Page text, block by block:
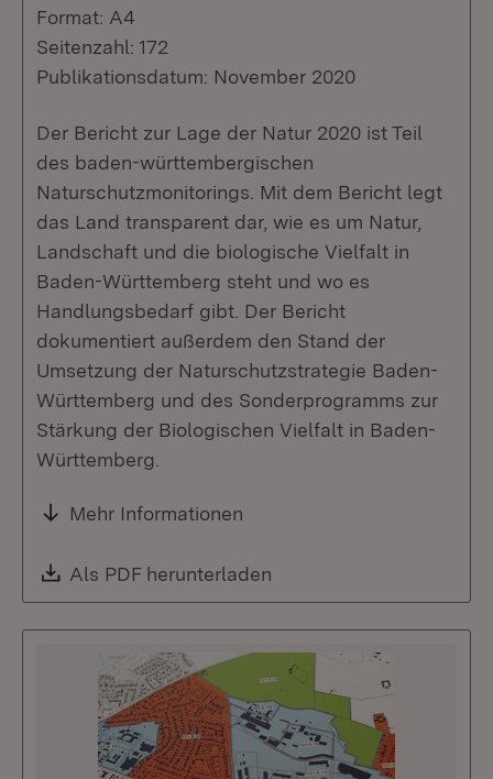
Format: A4
Seitenzahl: 172
Publikationsdatum: November 2020
Der Bericht zur Lage der Natur 2020 ist Teil
des baden-württembergischen
Naturschutzmonitorings. Mit dem Bericht legt
das Land transparent dar, wie es um Natur,
Landschaft und die biologische Vielfalt in
Baden-Württemberg steht und wo es
Handlungsbedarf gibt. Der Bericht
dokumentiert außerdem den Stand der
Umsetzung der Naturschutzstrategie Baden-
Württemberg und des Sonderprogramms zur
Stärkung der Biologischen Vielfalt in Baden-
Württemberg.
Mehr Informationen
Download:
Als PDF herunterladen